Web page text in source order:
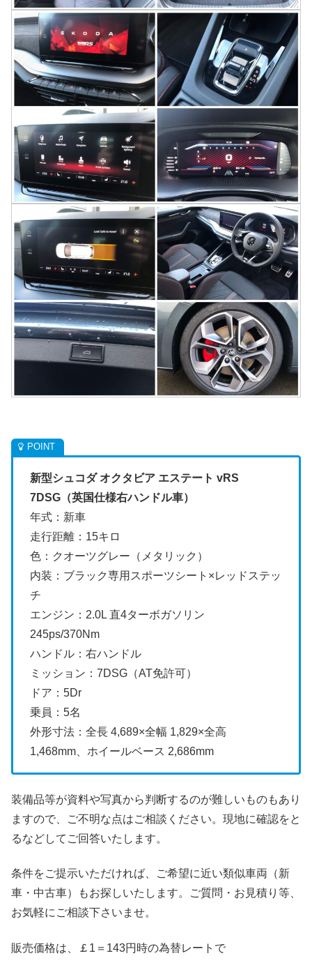
新型シュコダ オクタビア エステート vRS
7DSG（英国仕様右ハンドル車）
年式：新車
走行距離：15キロ
色：クオーツグレー（メタリック）
内装：ブラック専用スポーツシート×レッドステッ
チ
エンジン：2.0L 直4ターボガソリン
245ps/370Nm
ハンドル：右ハンドル
ミッション：7DSG（AT免許可）
ドア：5Dr
乗員：5名
外形寸法：全長 4,689×全幅 1,829×全高
1,468mm、ホイールベース 2,686mm
装備品等が資料や写真から判断するのが難しいものもあり
ますので、ご不明な点はご相談ください。現地に確認をと
るなどしてご回答いたします。
条件をご提示いただければ、ご希望に近い類似車両（新
車・中古車）もお探しいたします。ご質問・お見積り等、
お気軽にご相談下さいませ。
販売価格は、￡1＝143円時の為替レートで